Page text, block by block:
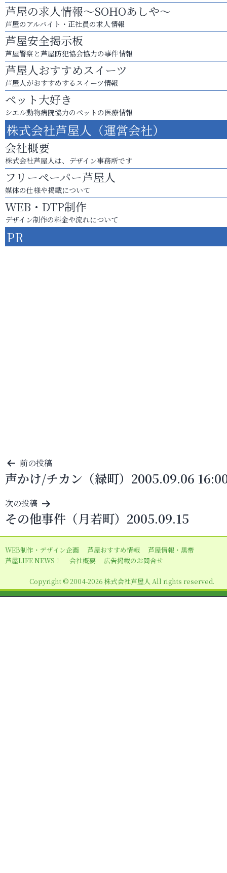
芦屋の求人情報～SOHOあしや～
芦屋のアルバイト・正社員の求人情報
芦屋安全掲示板
芦屋警察と芦屋防犯協会協力の事件情報
芦屋人おすすめスイーツ
芦屋人がおすすめするスイーツ情報
ペット大好き
シエル動物病院協力のペットの医療情報
株式会社芦屋人（運営会社）
会社概要
株式会社芦屋人は、デザイン事務所です
フリーペーパー芦屋人
媒体の仕様や掲載について
WEB・DTP制作
デザイン制作の料金や流れについて
PR
投
稿
ナ
ビ
ゲ
ー
シ
ン
前の投稿
声かけ/チカン（緑町）2005.09.06
次の投稿
その他事件（月若町）2005.09.15
WEB制作・デザイン企画 芦屋おすすめ情報
芦屋情報・黒帯
芦屋LIFE NEWS！
会社概要 広告掲載のお問合せ
Copyright © 2004-2026 株式会社芦屋人 All rights reserved.